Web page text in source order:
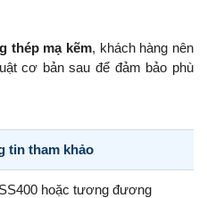
thép mạ kẽm, khách hàng nên
cơ bản sau để đảm bảo phù
tin tham khảo
hoặc tương đương